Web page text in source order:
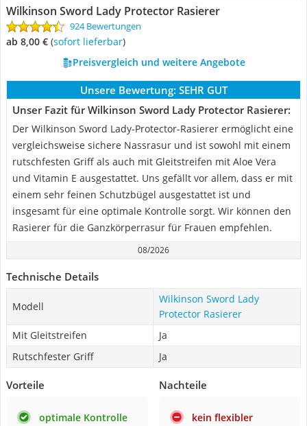
Wilkinson Sword Lady Protector Rasierer
924 Bewertungen
ab 8,00 € ( Sofort lieferbar)
Preisvergleich und weitere Angebote
Unsere Bewertung: SEHR GUT
Unser Fazit für Wilkinson Sword Lady Protector Rasierer:
Der Wilkinson Sword Lady-Protector-Rasierer ermöglicht eine
vergleichsweise sichere Nassrasur und ist sowohl mit einem
rutschfesten Griff als auch mit Gleitstreifen mit Aloe Vera
und Vitamin E ausgestattet. Uns gefällt vor allem, dass er mit
einem sehr feinen Schutzbügel ausgestattet ist und
insgesamt für eine optimale Kontrolle sorgt. Wir können den
Rasierer für die Ganzkörperrasur für Frauen empfehlen.
08/2026
Technische Details
Modell
Wilkinson Sword Lady
Protector Rasierer
Mit Gleitstreifen
Ja
Rutschfester Griff
Ja
Vorteile
optimale Kontrolle
Nachteile
kein flexibler